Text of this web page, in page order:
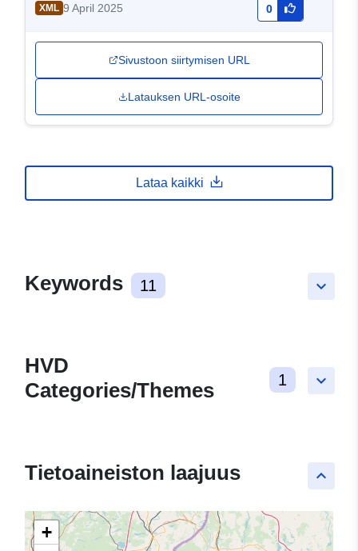
XML 9 April 2025 0
Sivustoon siirtymisen URL
Latauksen URL-osoite
Lataa kaikki
keyboard_arrow_down
Keywords 11
keyboard_arrow_down
HVD
Categories/Themes
1
keyboard_arrow_up
Tietoaineiston laajuus
+